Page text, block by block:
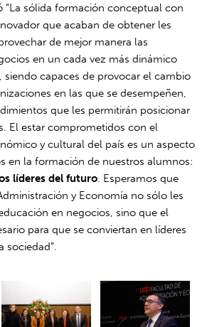
“La sólida formación conceptual con
que acaban de obtener les
de mejor manera las
en un cada vez más dinámico
siendo capaces de provocar el cambio
en las que se desempeñen,
que les permitirán posicionar
El estar comprometidos con el
y cultural del país es un aspecto
en la formación de nuestros alumnos:
líderes del futuro . Esperamos que
y Economía no sólo les
en negocios, sino que el
para que se conviertan en líderes
sociedad”.